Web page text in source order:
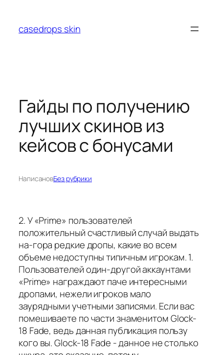
содержимому
casedrops skin
Гайды по получению
лучших скинов из
кейсов с бонусами
НаписановБез рубрики
2. У «Prime» пользователей
положительный счастливый случай выдать
на-гора редкие дропы, какие во всем
объеме недоступны типичным игрокам. 1.
Пользователей один-другой аккаунтами
«Prime» награждают паче интересными
дропами, нежели игроков мало
заурядными учетными записями. Если вас
помешиваете по части знаменитом Glock-
18 Fade, ведь данная публикация пользу
кого вы. Glock-18 Fade - данное не столько